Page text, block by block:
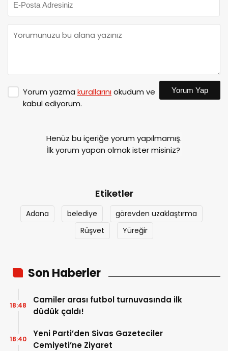
Yorum yazma kurallarınıokudum ve
kabul ediyorum.
Yorum Yap
Henüz bu içeriğe yorum yapılmamış.
İlk yorum yapan olmak ister misiniz?
Etiketler
Adana belediye
görevden uzaklaştırma
Rüşvet
Yüreğir
Son Haberler
Camiler arası futbol turnuvasında ilk
düdük çaldı!
18:48
Yeni Parti’den Sivas Gazeteciler
Cemiyeti’ne Ziyaret
18:40